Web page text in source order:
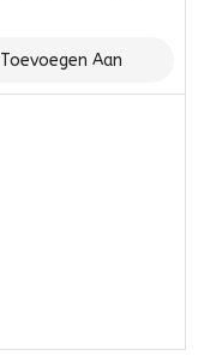
Toevoegen Aan
Winkelwagen